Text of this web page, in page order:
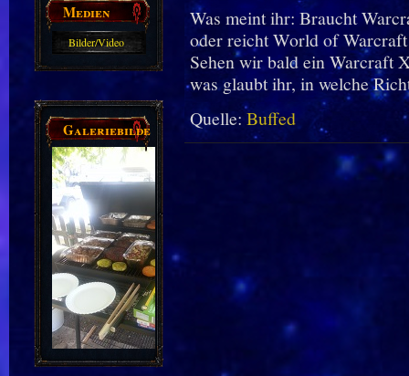
Medien
Bilder/Video
Galeriebilder
Was meint ihr: Braucht
oder reicht World of
Sehen wir bald ein Warcraft
was glaubt ihr, in welche
Quelle: Buffed